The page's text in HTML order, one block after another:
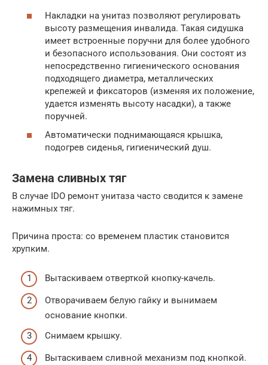
Накладки на унитаз позволяют регулировать
высоту размещения инвалида. Такая сидушка
имеет встроенные поручни для более удобного
и безопасного использования. Они состоят из
непосредственно гигиенического основания
подходящего диаметра, металлических
крепежей и фиксаторов (изменяя их положение,
удается изменять высоту насадки), а также
поручней.
Автоматически поднимающаяся крышка,
подогрев сиденья, гигиенический душ.
Замена сливных тяг
В случае IDO ремонт унитаза часто сводится к замене
нажимных тяг.
Причина проста: со временем пластик становится
хрупким.
Вытаскиваем отверткой кнопку-качель.
Отворачиваем белую гайку и вынимаем
основание кнопки.
Снимаем крышку.
Вытаскиваем сливной механизм под кнопкой.